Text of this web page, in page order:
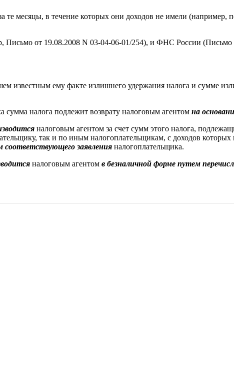
месяцы, в течение которых они доходов не имели (например,
от 19.08.2008 N 03-04-06-01/254), и ФНС России
известным ему факте излишнего удержания налога и сумме
налога подлежит возврату налоговым агентом на
налоговым агентом за счет сумм этого налога,
так и по иным налогоплательщикам, с доходов которых
соответствующего заявления налогоплательщика.
налоговым агентом в безналичной форме путем